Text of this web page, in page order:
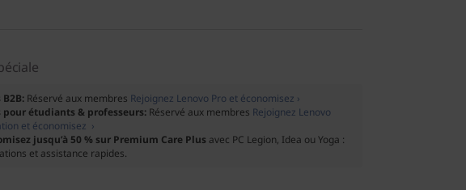
Réservé aux membres Rejoignez Lenovo Pro et économisez ›
pour étudiants & professeurs: Réservé aux membres Rejoignez Lenovo
et économisez ›
jusqu’à 50 % sur Premium Care Plus avec PC Legion, Idea ou Yoga :
et assistance rapides.